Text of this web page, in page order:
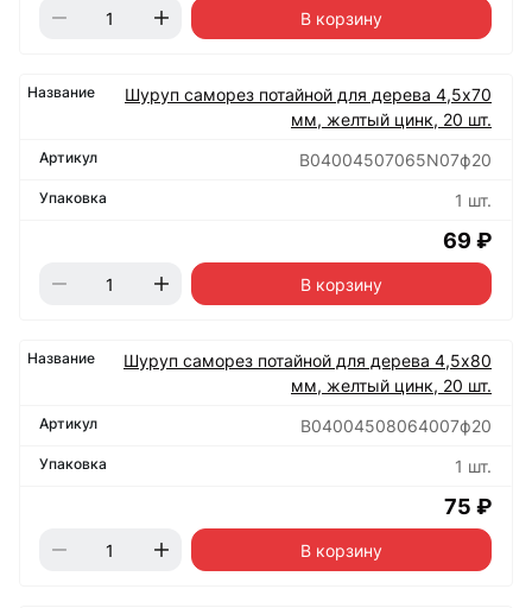
В корзину
Шуруп саморез потайной для дерева 4,5х70
мм, желтый цинк, 20 шт.
B04004507065N07ф20
1 шт.
69 ₽
В корзину
Шуруп саморез потайной для дерева 4,5х80
мм, желтый цинк, 20 шт.
B04004508064007ф20
1 шт.
75 ₽
В корзину